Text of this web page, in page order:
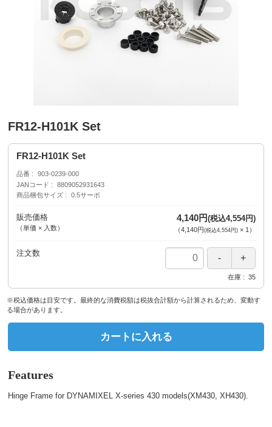
FR12-H101K Set
FR12-H101K Set
品番
903-0239-000
JANコード
8809052931643
商品梱包サイズ
0.5サーボ
販売価格
（単価 × 入数）
4,140円(税込4,554円)
（4,140円(税込4,554円)× 1）
注文数
在庫 35
※税込価格は目安です。最終的な消費税額は税抜合計額から計算されるため、変動す
る場合があります。
カートに入れる
Features
Hinge Frame for DYNAMIXEL X-series 430 models(XM430, XH430).